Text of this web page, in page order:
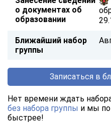
о документах об
образовании
Ближайший набор
группы
Записаться в
Нет времени ждать
без набора группы и мы
быстрее!